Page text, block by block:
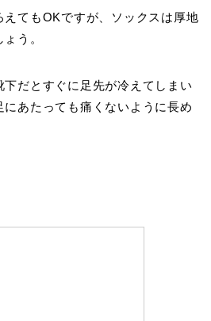
えてもOKですが、ソックスは厚地
う。
だとすぐに足先が冷えてしまい
にあたっても痛くないように長め